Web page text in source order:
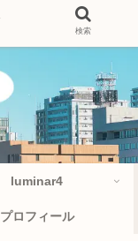
luminar4
プロフィール
検索